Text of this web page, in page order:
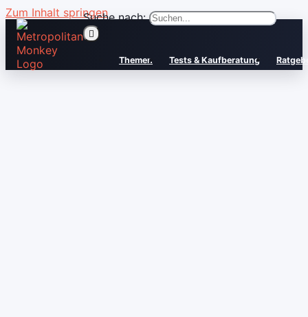
Zum Inhalt springenSuche nach:
Themen Tests & Kaufberatung